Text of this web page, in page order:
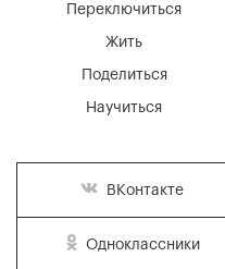
Переключиться
Жить
Поделиться
Научиться
ВКонтакте
Одноклассники